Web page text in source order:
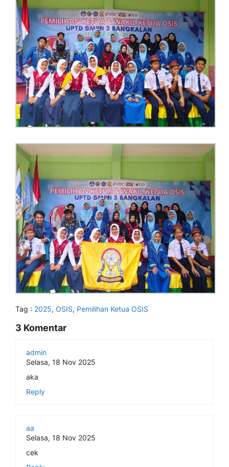
Tag : 2025, OSIS, Pemilihan Ketua OSIS
3 Komentar
admin
Selasa, 18 Nov 2025
aka
Reply
aa
Selasa, 18 Nov 2025
cek